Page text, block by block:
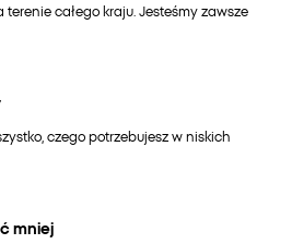
terenie całego kraju. Jesteśmy zawsze
czego potrzebujesz w niskich
mniej